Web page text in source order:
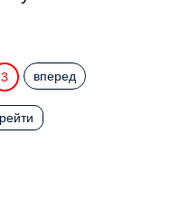
3 вперед